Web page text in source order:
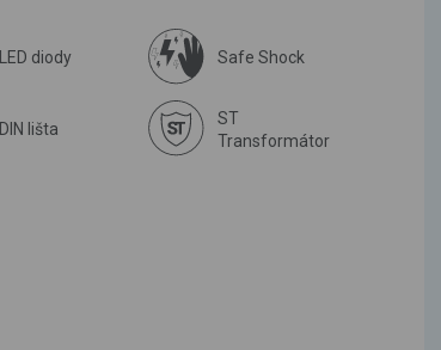
LED diody Safe Shock
DIN lišta
ST
Transformátor